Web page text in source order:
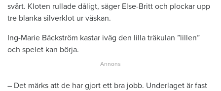
svårt. Kloten rullade dåligt, säger Else-Britt och plockar upp
tre blanka silverklot ur väskan.
Ing-Marie Bäckström kastar iväg den lilla träkulan ”lillen”
och spelet kan börja.
– Det märks att de har gjort ett bra jobb. Underlaget är fast